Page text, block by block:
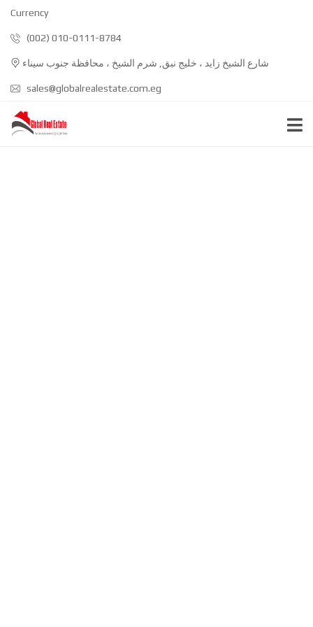
Currency
(002) 010-0111-8784
شارع الشيخ زايد ، خليج نبق, شرم الشيخ ، محافظة جنوب سيناء
sales@globalrealestate.com.eg